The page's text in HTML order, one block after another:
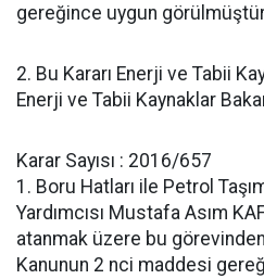
gereğince uygun
2. Bu Kararı Enerji ve Tabii
Enerji ve Tabii Kaynaklar
Karar Sayısı : 2016/657
1. Boru Hatları ile Petrol
Yardımcısı Mustafa Asım
atanmak üzere bu görevinden
Kanunun 2 nci maddesi